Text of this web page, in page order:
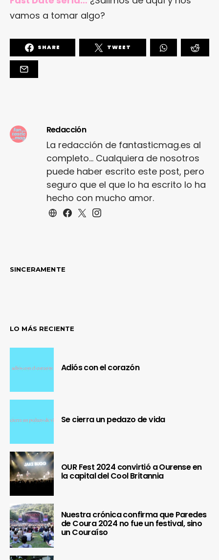
vamos a tomar algo?
SHARE TWEET
Redacción
La redacción de fantasticmag.es al
completo... Cualquiera de nosotros
puede haber escrito este post, pero
seguro que el que lo ha escrito lo ha
hecho con mucho amor.
SINCERAMENTE
LO MÁS RECIENTE
Adiós con el corazón
Se cierra un pedazo de vida
OUR Fest 2024 convirtió a Ourense en
la capital del Cool Britannia
Nuestra crónica confirma que Paredes
de Coura 2024 no fue un festival, sino
un Couraíso